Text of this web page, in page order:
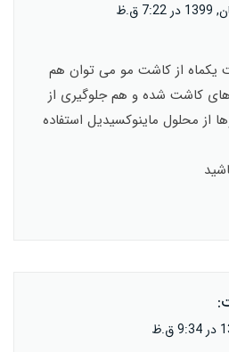
یکماه از کاشت مو می توان هم
کاشت شده و هم جلوگیری از
از محلول ماینوکسیدیل استفاده